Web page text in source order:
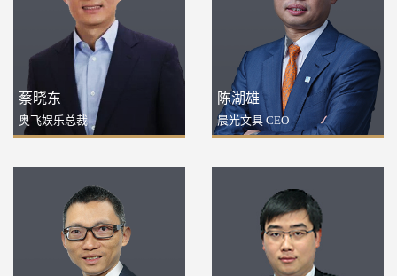
蔡晓东
奥飞娱乐总裁
陈湖雄
晨光文具 CEO